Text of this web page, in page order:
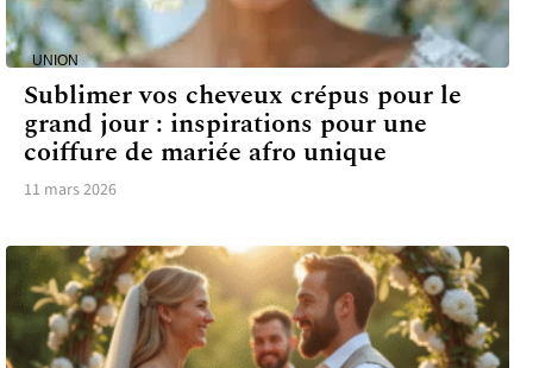
UNION
Sublimer vos cheveux crépus pour le
grand jour : inspirations pour une
coiffure de mariée afro unique
11 mars 2026